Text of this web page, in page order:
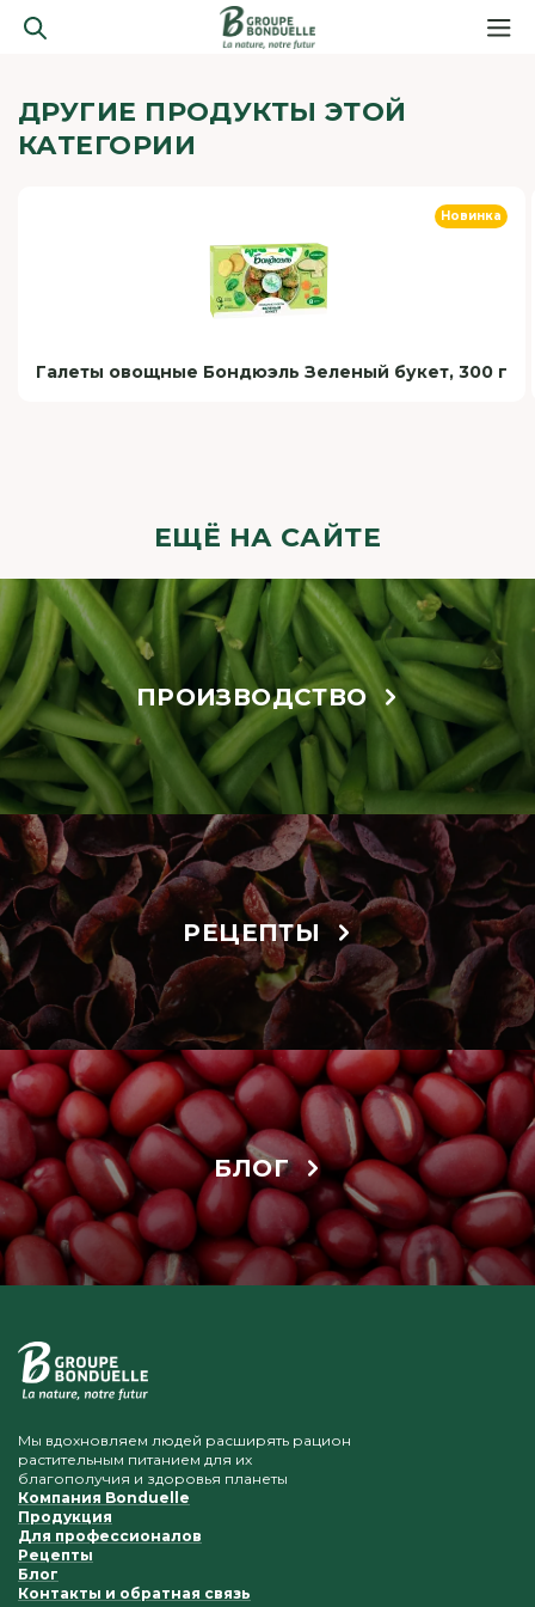
ДРУГИЕ ПРОДУКТЫ ЭТОЙ
КАТЕГОРИИ
Новинка
Галеты овощные Бондюэль Зеленый букет, 300 г
ЕЩЁ НА САЙТЕ
ПРОИЗВОДСТВО
РЕЦЕПТЫ
БЛОГ
Мы вдохновляем людей расширять рацион
растительным питанием для их
благополучия и здоровья планеты
Компания Bonduelle
Продукция
Для профессионалов
Рецепты
Блог
Контакты и обратная связь